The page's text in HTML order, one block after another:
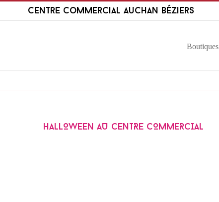
Passer
Centre Commercial Auchan Béziers
Boutiques
HALLOWEEN AU CENTRE COMMERCIAL